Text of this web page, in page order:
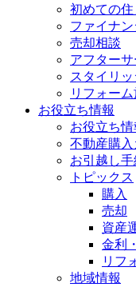
初めての
ファイナ
売却相談
アフターサ
スタイリ
リフォー
お役立ち情報
お役立ち情
不動産購入
お引越し
トピックス
購入
売却
資産
金利
リフ
地域情報